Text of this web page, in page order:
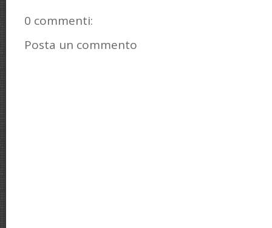
0 commenti:
Posta un commento